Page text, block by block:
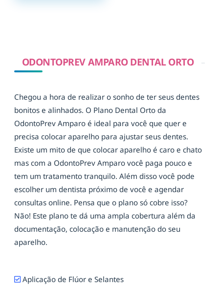
ODONTOPREV AMPARO DENTAL ORTO
Chegou a hora de realizar o sonho de ter seus dentes
bonitos e alinhados. O Plano Dental Orto da
OdontoPrev Amparo é ideal para você que quer e
precisa colocar aparelho para ajustar seus dentes.
Existe um mito de que colocar aparelho é caro e chato
mas com a OdontoPrev Amparo você paga pouco e
tem um tratamento tranquilo. Além disso você pode
escolher um dentista próximo de você e agendar
consultas online. Pensa que o plano só cobre isso?
Não! Este plano te dá uma ampla cobertura além da
documentação, colocação e manutenção do seu
aparelho.
Aplicação de Flúor e Selantes